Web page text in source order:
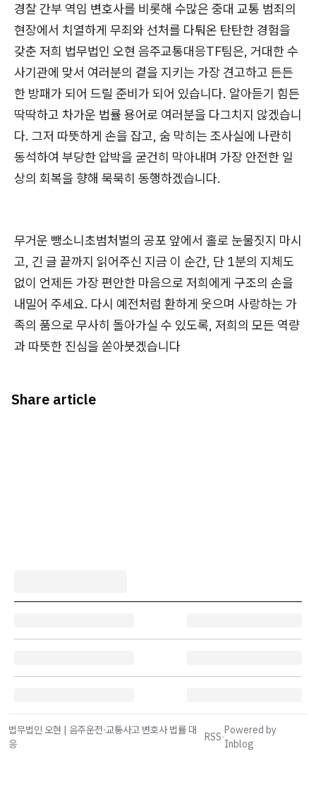
경찰 간부 역임 변호사를 비롯해 수많은 중대 교통 범죄의
현장에서 치열하게 무죄와 선처를 다퉈온 탄탄한 경험을
갖춘 저희 법무법인 오현 음주교통대응TF팀은, 거대한 수
사기관에 맞서 여러분의 곁을 지키는 가장 견고하고 든든
한 방패가 되어 드릴 준비가 되어 있습니다. 알아듣기 힘든
딱딱하고 차가운 법률 용어로 여러분을 다그치지 않겠습니
다. 그저 따뜻하게 손을 잡고, 숨 막히는 조사실에 나란히
동석하여 부당한 압박을 굳건히 막아내며 가장 안전한 일
상의 회복을 향해 묵묵히 동행하겠습니다.
무거운 뺑소니초범처벌의 공포 앞에서 홀로 눈물짓지 마시
고, 긴 글 끝까지 읽어주신 지금 이 순간, 단 1분의 지체도
없이 언제든 가장 편안한 마음으로 저희에게 구조의 손을
내밀어 주세요. 다시 예전처럼 환하게 웃으며 사랑하는 가
족의 품으로 무사히 돌아가실 수 있도록, 저희의 모든 역량
과 따뜻한 진심을 쏟아붓겠습니다
Share article
법무법인 오현 | 음주운전·교통사고 변호사 법률 대
응
RSS·
Powered by
Inblog